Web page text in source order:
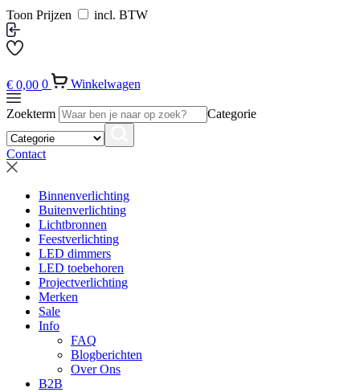
Toon Prijzen incl. BTW
€ 0,00 0 Winkelwagen
Zoekterm Categorie
Contact
Binnenverlichting
Buitenverlichting
Lichtbronnen
Feestverlichting
LED dimmers
LED toebehoren
Projectverlichting
Merken
Sale
Info
FAQ
Blogberichten
Over Ons
B2B